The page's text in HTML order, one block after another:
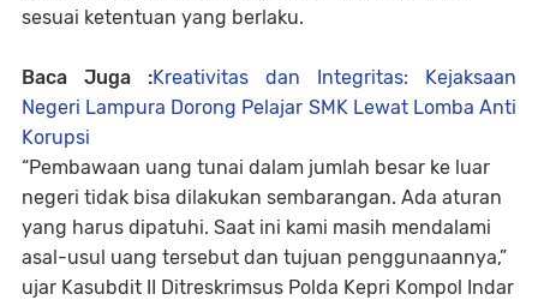
sesuai ketentuan yang berlaku.
Baca Juga :Kreativitas dan Integritas: Kejaksaan
Negeri Lampura Dorong Pelajar SMK Lewat Lomba Anti
Korupsi
“Pembawaan uang tunai dalam jumlah besar ke luar
negeri tidak bisa dilakukan sembarangan. Ada aturan
yang harus dipatuhi. Saat ini kami masih mendalami
asal-usul uang tersebut dan tujuan penggunaannya,”
ujar Kasubdit II Ditreskrimsus Polda Kepri Kompol Indar